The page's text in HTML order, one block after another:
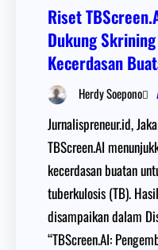
Riset
Dukung
Kecerdasan
Herdy Soepono
Jurnalispreneur.id,
TBScreen.AI
kecerdasan buatan
tuberkulosis (TB).
disampaikan dalam
“TBScreen.AI: